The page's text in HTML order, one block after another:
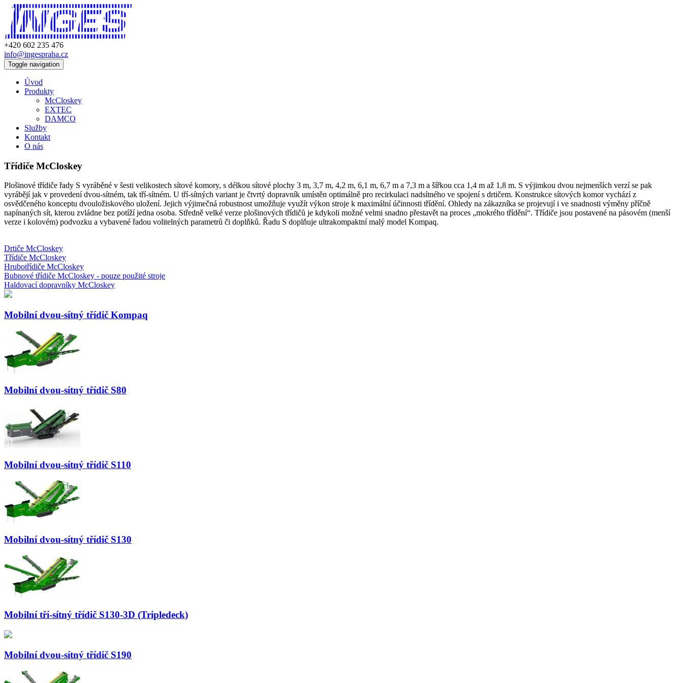
+420 602 235 476
info@ingespraha.cz
Toggle navigation
Úvod
Produkty
McCloskey
EXTEC
DAMCO
Služby
Kontakt
O nás
Třídiče McCloskey
Plošinové třídiče řady S vyráběné v šesti velikostech sítové komory, s délkou sítové plochy 3 m, 3,7 m, 4,2 m, 6,1 m, 6,7 m a 7,3 m a šířkou cca 1,4 m až 1,8 m. S výjimkou dvou nejmenších verzí se pak
vyrábějí jak v provedení dvou-sítném, tak tří-sítném. U tří-sítných variant je čtvrtý dopravník umístěn optimálně pro recirkulaci nadsítného ve spojení s drtičem. Konstrukce sítových komor vychází z
osvědčeného konceptu dvouložiskového uložení. Jejich výjimečná robustnost umožňuje využít výkon stroje k maximální účinnosti třídění. Ohledy na zákazníka se projevují i ve snadnosti výměny příčně
napínaných sít, kterou zvládne bez potíží jedna osoba. Středně velké verze plošinových třídičů je kdykoli možné velmi snadno přestavět na proces „mokrého třídění“. Třídiče jsou postavené na pásovém (menší
verze i kolovém) podvozku a vybavené řadou volitelných parametrů či doplňků. Řadu S doplňuje ultrakompaktní malý model Kompaq.
Drtiče McCloskey
Třídiče McCloskey
Hrubotřídiče McCloskey
Bubnové třídiče McCloskey - pouze použité stroje
Haldovací dopravníky McCloskey
Mobilní dvou-sítný třídič Kompaq
Mobilní dvou-sítný třídič S80
Mobilní dvou-sítný třídič S110
Mobilní dvou-sítný třídič S130
Mobilní tří-sítný třídič S130-3D (Tripledeck)
Mobilní dvou-sítný třídič S190